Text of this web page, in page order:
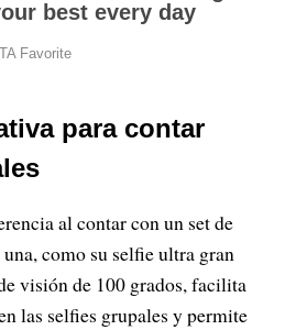
para contar
al contar con un set de
como su selfie ultra gran
visión de 100 grados, facilita
las selfies grupales y permite